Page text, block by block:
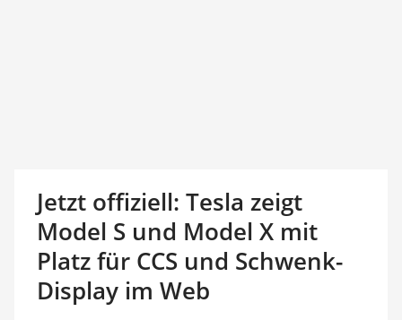
Jetzt offiziell: Tesla zeigt
Model S und Model X mit
Platz für CCS und Schwenk-
Display im Web